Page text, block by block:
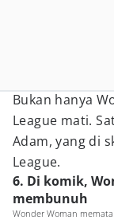
Bukan hanya
League mati.
Adam, yang di
League.
6. Di komik,
membunuh
Wonder Woman